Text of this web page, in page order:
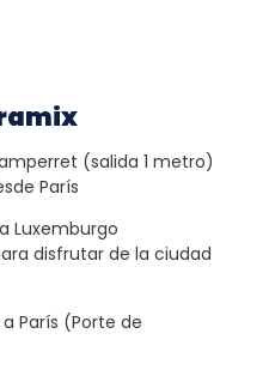
(salida 1 metro)
París
Luxemburgo
disfrutar de la ciudad
París (Porte de